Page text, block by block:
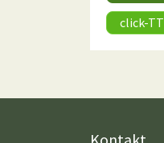
click-TT